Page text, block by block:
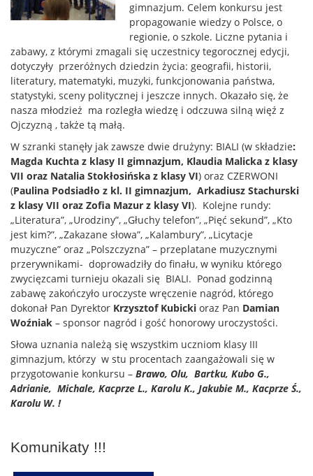
gimnazjum. Celem konkursu jest
propagowanie wiedzy o Polsce, o
regionie, o szkole. Liczne pytania i
zabawy, z którymi zmagali się uczestnicy tegorocznej edycji,
dotyczyły przeróżnych dziedzin życia: geografii, historii,
literatury, matematyki, muzyki, funkcjonowania państwa,
statystyki, sceny politycznej i jeszcze innych. Okazało się, że
nasza młodzież ma rozległa wiedzę i odczuwa silną więź z
Ojczyzną , także tą małą.
W szranki stanęły jak zawsze dwie drużyny: BIALI (w składzie:
Magda Kuchta z klasy II gimnazjum, Klaudia Malicka z klasy
VII oraz Natalia Stokłosińska z klasy VI) oraz CZERWONI
(Paulina Podsiadło z kl. II gimnazjum, Arkadiusz Stachurski
z klasy VII oraz Zofia Mazur z klasy VI). Kolejne rundy:
„Literatura”, „Urodziny”, „Głuchy telefon”, „Pięć sekund”, „Kto
jest kim?”, „Zakazane słowa”, „Kalambury”, „Licytacje
muzyczne” oraz „Polszczyzna” – przeplatane muzycznymi
przerywnikami- doprowadziły do finału, w wyniku którego
zwycięzcami turnieju okazali się BIALI. Ponad godzinną
zabawę zakończyło uroczyste wręczenie nagród, którego
dokonał Pan Dyrektor Krzysztof Kubicki oraz Pan Damian
Woźniak – sponsor nagród i gość honorowy uroczystości.
Słowa uznania należą się wszystkim uczniom klasy III
gimnazjum, którzy w stu procentach zaangażowali się w
przygotowanie konkursu – Brawo, Olu, Bartku, Kubo G.,
Adrianie, Michale, Kacprze L., Karolu K., Jakubie M., Kacprze Ś.,
Karolu W. !
Komunikaty !!!